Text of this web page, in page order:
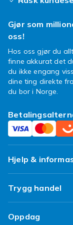
at ditt
uhellet
ser
Så, hva
spennende
ikke bare
fortjener å
Gjør som
oss!
Hos oss gjør du
finne akkurat det
du ikke engang
dine ting direkte
du bor i Norge.
Hjelp &
Ofte stilte
Spor pakken
Trygg handel
Fornøyd kunde-
Oppdag